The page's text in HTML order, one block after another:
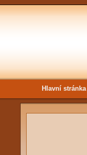
Hlavní stránka